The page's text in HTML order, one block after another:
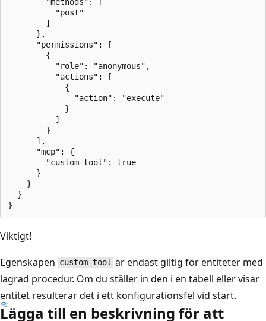
          "post"
        ]
      },
      "permissions": [
        {
          "role": "anonymous",
          "actions": [
            {
              "action": "execute"
            }
          ]
        }
      ],
      "mcp": {
        "custom-tool": true
      }
    }
  }
Viktigt!
Egenskapen custom-tool är endast giltig för entiteter med
lagrad procedur. Om du ställer in den i en tabell eller visar
entitet resulterar det i ett konfigurationsfel vid start.
Lägga till en beskrivning för att